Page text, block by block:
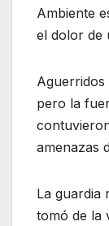
Ambiente
el dolor de
Aguerridos
pero la
amenazas
La guardia
tomó de la